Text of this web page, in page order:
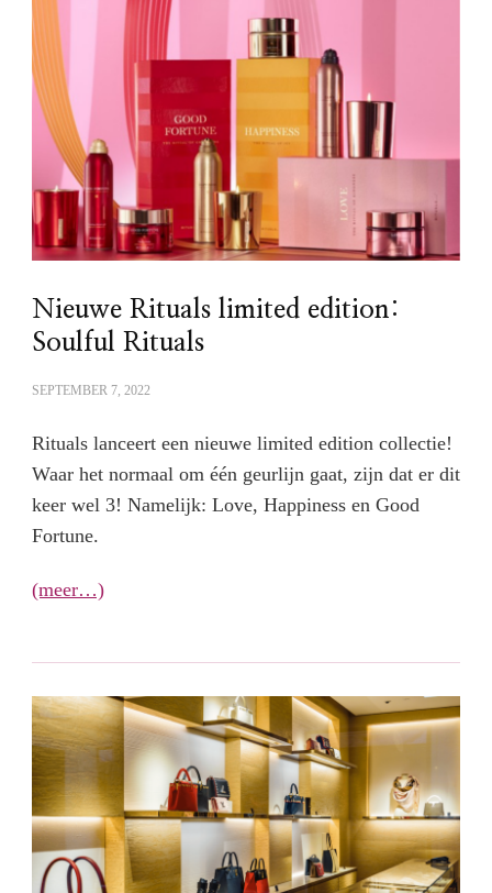
Nieuwe Rituals limited edition:
Soulful Rituals
SEPTEMBER 7, 2022
Rituals lanceert een nieuwe limited edition collectie!
Waar het normaal om één geurlijn gaat, zijn dat er dit
keer wel 3! Namelijk: Love, Happiness en Good
Fortune.
(meer…)